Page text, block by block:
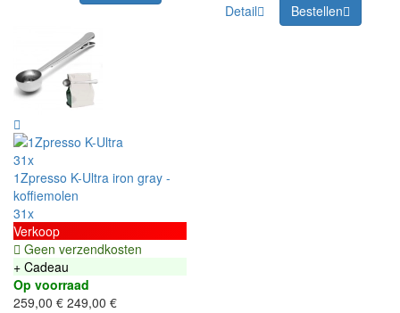
Detail
Bestellen
31x
1Zpresso K-Ultra iron gray -
koffiemolen
31x
Verkoop
Geen verzendkosten
+ Cadeau
Op voorraad
259,00 € 249,00 €